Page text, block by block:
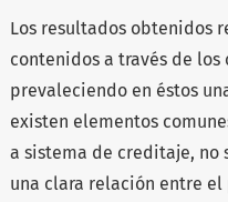
Los resultados obtenidos
contenidos a través de
prevaleciendo en éstos
existen elementos
a sistema de creditaje, no
una clara relación entre